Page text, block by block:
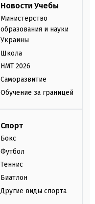
Новости Учебы
Министерство
образования и науки
Украины
Школа
НМТ 2026
Саморазвитие
Обучение за границей
Спорт
Бокс
Футбол
Теннис
Биатлон
Другие виды спорта